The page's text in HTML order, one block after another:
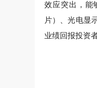
效应突出，能
片）、光电显
业绩回报投资者